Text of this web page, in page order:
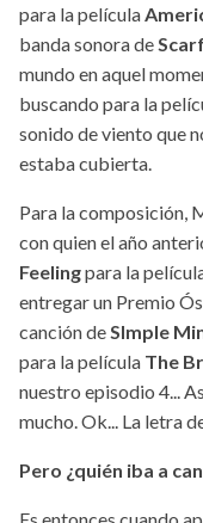
para la película
banda sonora de
mundo en aquel
buscando para la
sonido de viento que
estaba cubierta.
Para la composición,
con quien el año
Feelingpara la
entregar un Premio
canción de SImple
para la película The
nuestro episodio 4...
mucho. Ok... La letra
Pero ¿quién iba a
Es entonces cuando